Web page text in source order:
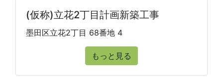
(仮称)立花2丁目計画新築工事
墨田区立花2丁目 68番地 4
もっと見る